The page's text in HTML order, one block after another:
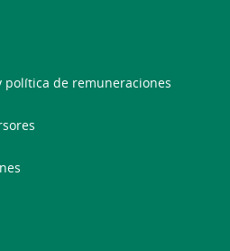
política de remuneraciones